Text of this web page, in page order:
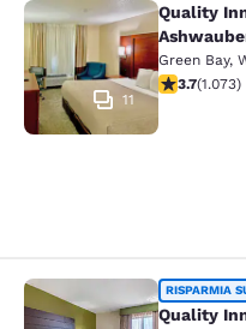
Quality Inn &
11
Quality
Green Bay,
Valutazione
3.7(1.073)
Quality InnRISPARMIA
Quality